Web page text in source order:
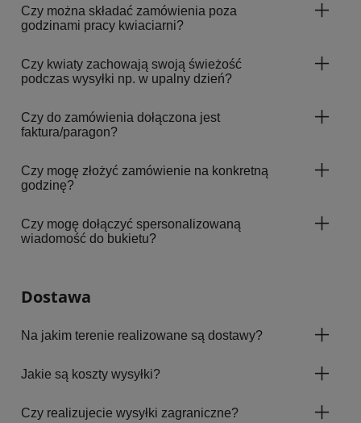
Czy można składać zamówienia poza
godzinami pracy kwiaciarni?
Czy kwiaty zachowają swoją świeżość
podczas wysyłki np. w upalny dzień?
Czy do zamówienia dołączona jest
faktura/paragon?
Czy mogę złożyć zamówienie na konkretną
godzinę?
Czy mogę dołączyć spersonalizowaną
wiadomość do bukietu?
Dostawa
Na jakim terenie realizowane są dostawy?
Jakie są koszty wysyłki?
Czy realizujecie wysyłki zagraniczne?